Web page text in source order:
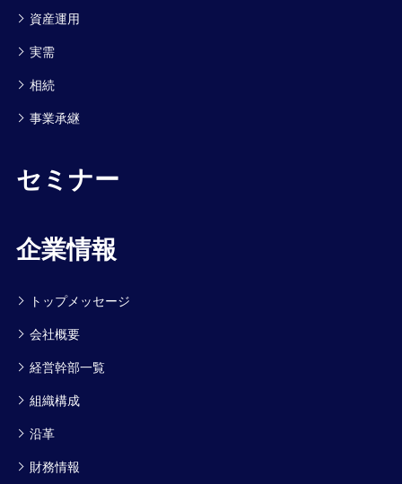
資産運用
実需
相続
事業承継
セミナー
企業情報
トップメッセージ
会社概要
経営幹部一覧
組織構成
沿革
財務情報